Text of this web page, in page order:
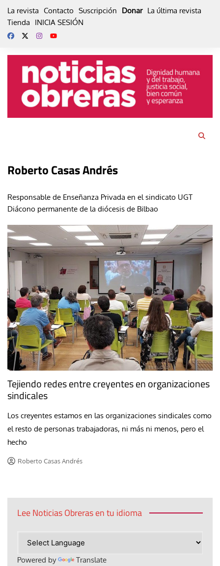
La revista Contacto Suscripción Donar La última revista
Tienda
INICIA SESIÓN
Roberto Casas Andrés
Responsable de Enseñanza Privada en el sindicato UGT
Diácono permanente de la diócesis de Bilbao
Tejiendo redes entre creyentes en organizaciones
sindicales
Los creyentes estamos en las organizaciones sindicales como
el resto de personas trabajadoras, ni más ni menos, pero el
hecho
Roberto Casas Andrés
Lee Noticias Obreras en tu idioma
Powered by Translate